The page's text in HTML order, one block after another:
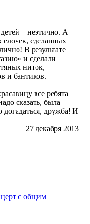
– неэтично. А
елочек, сделанных
В результате
и сделали
ниток,
и бантиков.
все ребята
сказать, была
догадаться, дружба! И
27 декабря 2013
с общим